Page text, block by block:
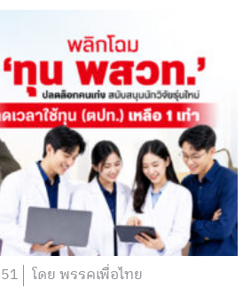
โดย พรรคเพื่อไทย